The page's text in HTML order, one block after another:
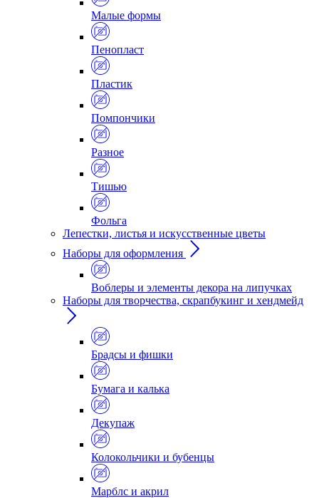
Малые формы
Пенопласт
Пластик
Помпончики
Разное
Тишью
Фольга
Лепестки, листья и искусственные цветы
Наборы для оформления
Воблеры и элементы декора на липучках
Наборы для творчества, скрапбукинг и хендмейд
Брадсы и фишки
Бумага и калька
Декупаж
Колокольчики и бубенцы
Марблс и акрил